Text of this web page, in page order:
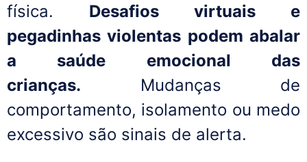
física. Desafios virtuais e
pegadinhas violentas podem abalar
a saúde emocional das
crianças. Mudanças de
comportamento, isolamento ou medo
excessivo são sinais de alerta.